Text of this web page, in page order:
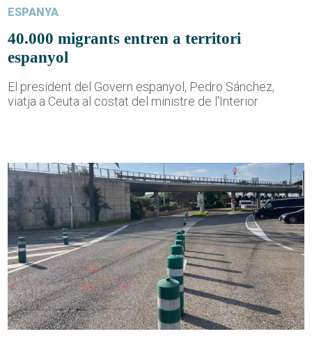
ESPANYA
40.000 migrants entren a territori
espanyol
El president del Govern espanyol, Pedro Sánchez,
viatja a Ceuta al costat del ministre de l'Interior